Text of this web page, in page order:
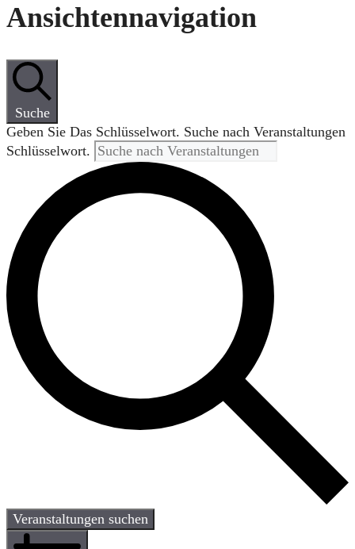
Ansichtennavigation
Suche
Geben Sie Das Schlüsselwort. Suche nach Veranstaltungen
Schlüsselwort.
Veranstaltungen suchen